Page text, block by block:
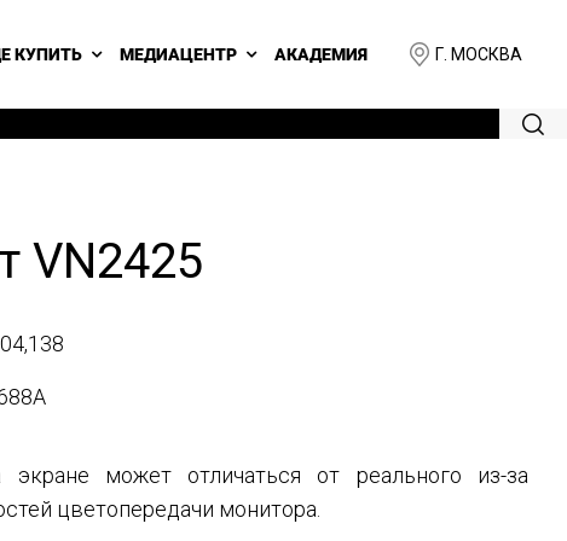
Г. МОСКВА
КУПИТЬ МЕДИАЦЕНТР АКАДЕМИЯ
VN2425
может отличаться от реального из-за
цветопередачи монитора.